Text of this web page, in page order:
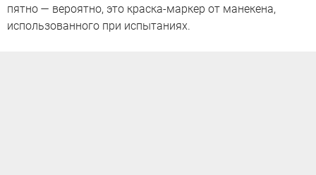
пятно — вероятно, это краска-маркер от манекена,
использованного при испытаниях.